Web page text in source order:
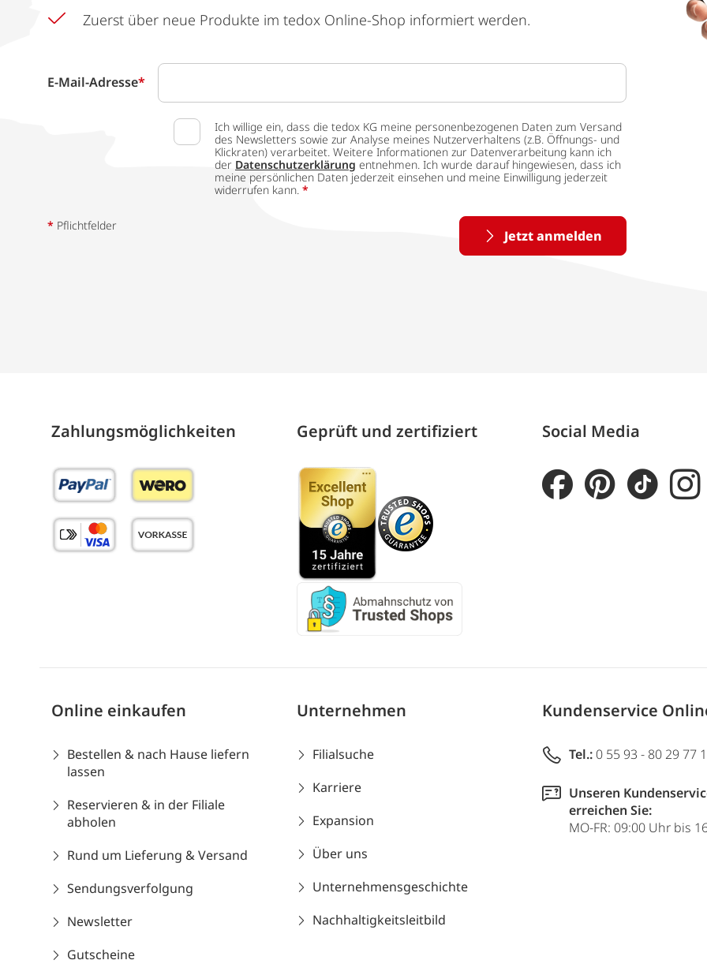
Zuerst über neue Produkte im tedox Online-Shop informiert werden.
E-Mail-Adresse*
Ich willige ein, dass die tedox KG meine personenbezogenen Daten zum Versand
des Newsletters sowie zur Analyse meines Nutzerverhaltens (z.B. Öffnungs- und
Klickraten) verarbeitet. Weitere Informationen zur Datenverarbeitung kann ich
der Datenschutzerklärung entnehmen. Ich wurde darauf hingewiesen, dass ich
meine persönlichen Daten jederzeit einsehen und meine Einwilligung jederzeit
widerrufen kann. *
Jetzt anmelden
* Pflichtfelder
Zahlungs­möglich­keiten Geprüft und zertifiziert Social Media
Online einkaufen
Bestellen & nach Hause liefern
lassen
Reservieren & in der Filiale
abholen
Rund um Lieferung & Versand
Sendungsverfolgung
Newsletter
Gutscheine
Unternehmen
Filialsuche
Karriere
Expansion
Über uns
Unternehmensgeschichte
Nachhaltigkeitsleitbild
Kundenservice
Tel.: 0 55 93 - 80 29 77
Unseren
erreichen Sie:
MO-FR: 09:00 Uhr bis